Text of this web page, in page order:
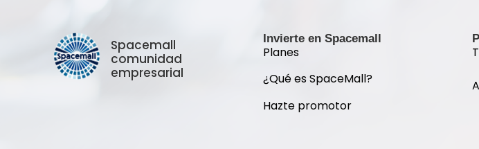
Spacemall
comunidad
empresarial
Invierte en Spacemall
Planes
¿Qué es SpaceMall?
Hazte promotor